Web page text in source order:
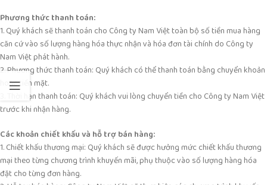
Phương thức thanh toán:
1. Quý khách sẽ thanh toán cho Công ty Nam Việt toàn bộ số tiền mua hàng
căn cứ vào số lượng hàng hóa thực nhận và hóa đơn tài chính do Công ty
Nam Việt phát hành.
2. Phương thức thanh toán: Quý khách có thể thanh toán bằng chuyển khoản
hoặc tiền mặt.
3. Thời hạn thanh toán: Quý khách vui lòng chuyển tiền cho Công ty Nam Việt
trước khi nhận hàng.
Các khoản chiết khấu và hỗ trợ bán hàng:
1. Chiết khấu thương mại: Quý khách sẽ được hưởng mức chiết khấu thương
mại theo từng chương trình khuyến mãi, phụ thuộc vào số lượng hàng hóa
đặt cho từng đơn hàng.